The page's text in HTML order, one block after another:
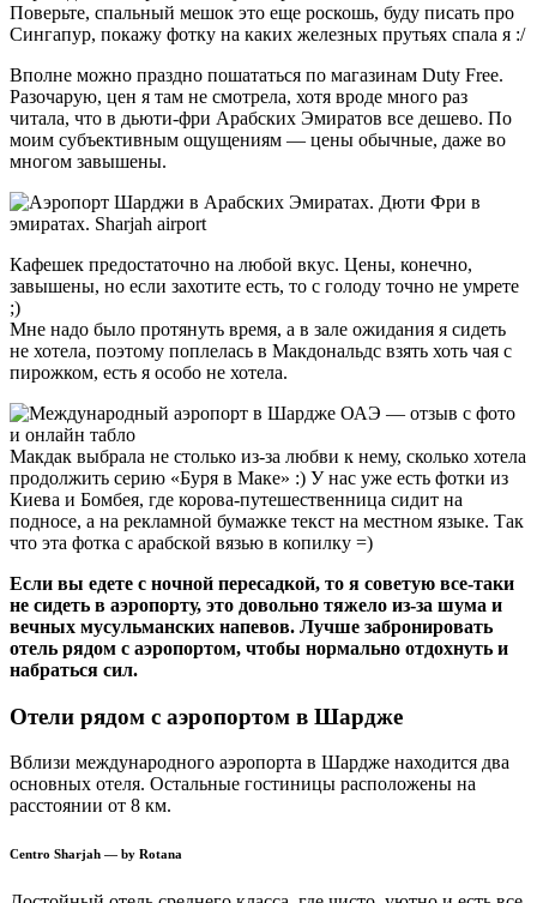
Поверьте, спальный мешок это еще роскошь, буду писать про
Сингапур, покажу фотку на каких железных прутьях спала я :/
Вполне можно праздно пошататься по магазинам Duty Free.
Разочарую, цен я там не смотрела, хотя вроде много раз
читала, что в дьюти-фри Арабских Эмиратов все дешево. По
моим субъективным ощущениям — цены обычные, даже во
многом завышены.
Кафешек предостаточно на любой вкус. Цены, конечно,
завышены, но если захотите есть, то с голоду точно не умрете
;)
Мне надо было протянуть время, а в зале ожидания я сидеть
не хотела, поэтому поплелась в Макдональдс взять хоть чая с
пирожком, есть я особо не хотела.
Макдак выбрала не столько из-за любви к нему, сколько хотела
продолжить серию «Буря в Маке» :) У нас уже есть фотки из
Киева и Бомбея, где корова-путешественница сидит на
подносе, а на рекламной бумажке текст на местном языке. Так
что эта фотка с арабской вязью в копилку =)
Если вы едете с ночной пересадкой, то я советую все-таки
не сидеть в аэропорту, это довольно тяжело из-за шума и
вечных мусульманских напевов. Лучше забронировать
отель рядом с аэропортом, чтобы нормально отдохнуть и
набраться сил.
Отели рядом с аэропортом в Шардже
Вблизи международного аэропорта в Шардже находится два
основных отеля. Остальные гостиницы расположены на
расстоянии от 8 км.
Centro Sharjah — by Rotana